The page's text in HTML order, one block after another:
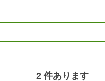
2 件あります